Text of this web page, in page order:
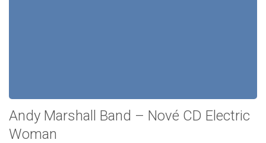
Andy Marshall Band – Nové CD Electric
Woman